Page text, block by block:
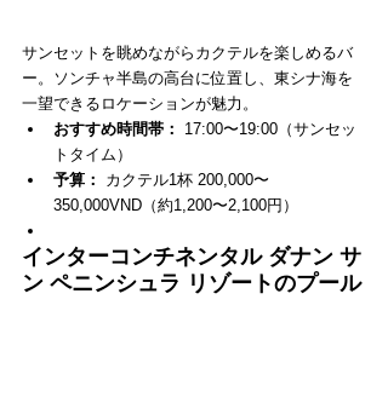
サンセットを眺めながらカクテルを楽しめるバ
ー。ソンチャ半島の高台に位置し、東シナ海を
一望できるロケーションが魅力。
おすすめ時間帯：
17:00〜19:00（サンセッ
トタイム）
予算：
カクテル1杯 200,000〜
350,000VND（約1,200〜2,100円）
インターコンチネンタル ダナン サ
ン ペニンシュラ リゾートのプール